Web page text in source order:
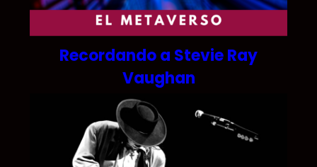
Recordando a Stevie Ray
Vaughan